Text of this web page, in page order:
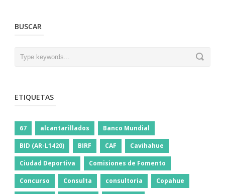
BUSCAR
ETIQUETAS
67 alcantarillados Banco Mundial
BID (AR-L1420) BIRF CAF Cavihahue
Ciudad Deportiva Comisiones de Fomento
Concurso Consulta consultoria Copahue